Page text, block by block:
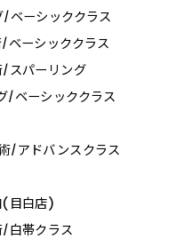
ベーシッククラス
ベーシッククラス
/スパーリング
/ベーシッククラス
/アドバンスクラス
目白店)
/白帯クラス